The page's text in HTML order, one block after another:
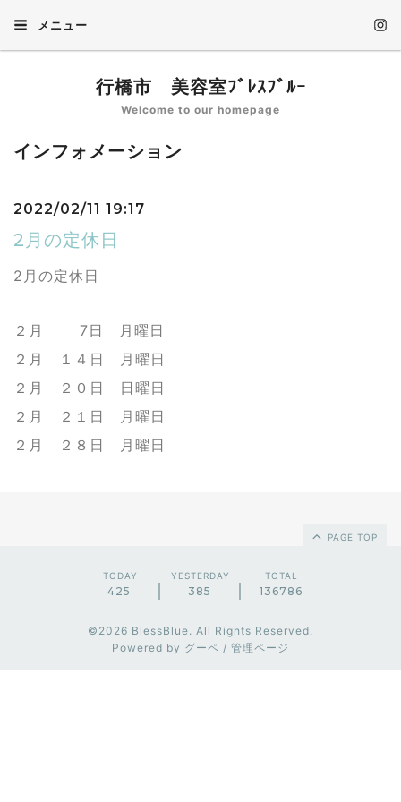
メニュー
行橋市 美容室ﾌﾞﾚｽﾌﾞﾙｰ
Welcome to our homepage
インフォメーション
2022/02/11 19:17
2月の定休日
2月の定休日
２月 7日 月曜日
２月 １４日 月曜日
２月 ２０日 日曜日
２月 ２１日 月曜日
２ 月 ２８日 月曜日
PAGE TOP
TODAY
425
YESTERDAY
385
TOTAL
136786
©2026 BlessBlue. All Rights Reserved.
Powered by グーペ / 管理ページ